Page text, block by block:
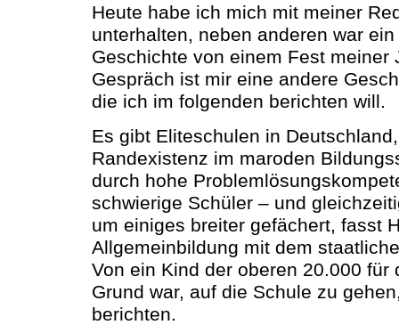
Heute habe ich mich mit meiner
unterhalten, neben anderen war
Geschichte von einem Fest meiner
Gespräch ist mir eine andere
die ich im folgenden berichten will.
Es gibt Eliteschulen in
Randexistenz im maroden
durch hohe
schwierige Schüler – und
um einiges breiter gefächert, fasst
Allgemeinbildung mit dem
Von ein Kind der oberen 20.000
Grund war, auf die Schule zu
berichten.